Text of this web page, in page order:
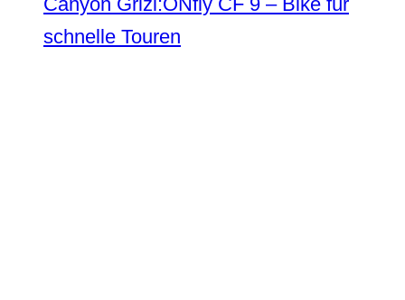
schnelle Touren